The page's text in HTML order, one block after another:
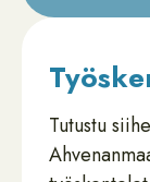
Tutustu